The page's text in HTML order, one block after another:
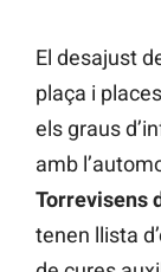
El desajust
plaça i
els graus
amb
Torrevisens
tenen llista